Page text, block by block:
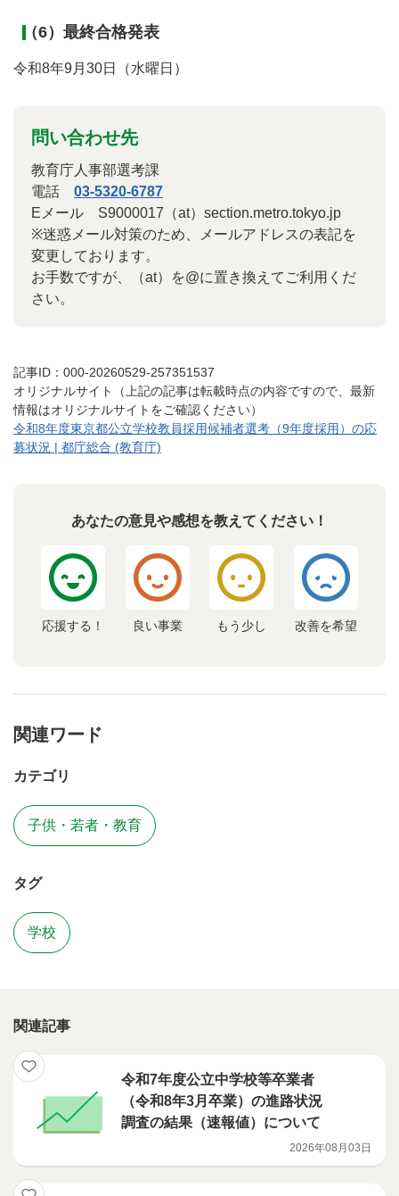
（6）最終合格発表
令和8年9月30日（水曜日）
問い合わせ先
教育庁人事部選考課
電話 03-5320-6787
Eメール S9000017（at）section.metro.tokyo.jp
※迷惑メール対策のため、メールアドレスの表記を
変更しております。
お手数ですが、（at）を@に置き換えてご利用くだ
さい。
記事ID：000-20260529-257351537
オリジナルサイト（上記の記事は転載時点の内容ですので、最新
情報はオリジナルサイトをご確認ください）
令和8年度東京都公立学校教員採用候補者選考（9年度採用）の応
募状況 | 都庁総合 (教育庁)
あなたの意見や感想を教えてください！
応援する！ 良い事業 もう少し 改善を希望
関連ワード
カテゴリ
子供・若者・教育
タグ
学校
関連記事
令和7年度公立中学校等卒業者
（令和8年3月卒業）の進路状況
調査の結果（速報値）について
2026年08月03日